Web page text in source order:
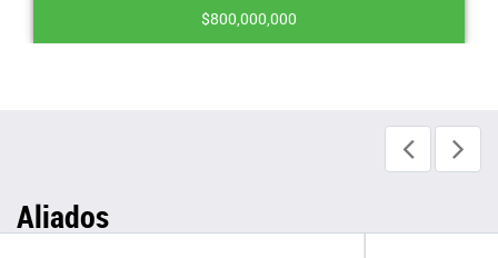
$800,000,000
Aliados